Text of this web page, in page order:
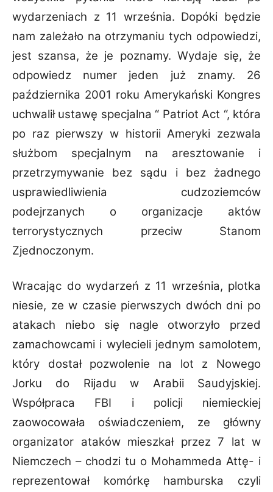
wydarzeniach z 11 września. Dopóki będzie
nam zależało na otrzymaniu tych odpowiedzi,
jest szansa, że je poznamy. Wydaje się, że
odpowiedz numer jeden już znamy. 26
października 2001 roku Amerykański Kongres
uchwalił ustawę specjalna “ Patriot Act “, która
po raz pierwszy w historii Ameryki zezwala
służbom specjalnym na aresztowanie i
przetrzymywanie bez sądu i bez żadnego
usprawiedliwienia cudzoziemców
podejrzanych o organizacje aktów
terrorystycznych przeciw Stanom
Zjednoczonym.
Wracając do wydarzeń z 11 września, plotka
niesie, ze w czasie pierwszych dwóch dni po
atakach niebo się nagle otworzyło przed
zamachowcami i wylecieli jednym samolotem,
który
dostał pozwolenie na lot z Nowego
Jorku do Rijadu w Arabii Saudyjskiej.
Współpraca FBI i
policji niemieckiej
zaowocowała oświadczeniem, ze główny
organizator ataków mieszkał przez 7 lat w
Niemczech – chodzi tu o Mohammeda Attę- i
reprezentował komórkę hamburska czyli